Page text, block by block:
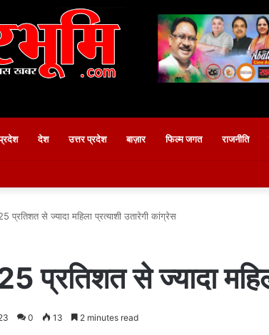
देश उत्तर प्रदेश बाज़ार फिल्म जगत राजनीति
प्रतिशत से ज्यादा महिला प्रत्याशी उतारेगी कांग्रेस
प्रतिशत से ज्यादा
0 13 2 minutes read